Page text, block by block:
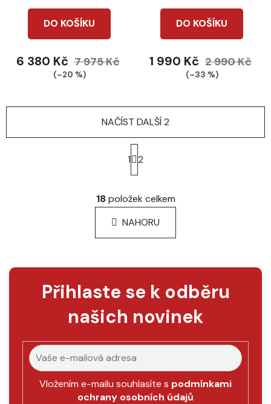
DO KOŠÍKU
6 380 Kč 7 975 Kč
(–20 %)
DO KOŠÍKU
1 990 Kč 2 990 Kč
(–33 %)
O
l
á
í
r
v
k
y
ý
p
i
NAČÍST DALŠÍ 2
S
t
r
á
k
o
v
á
1 2
18položek celkem
NAHORU
Přihlaste se k odběru
našich novinek
Vložením e-mailu souhlasíte s podmínkami
ochrany osobních údajů